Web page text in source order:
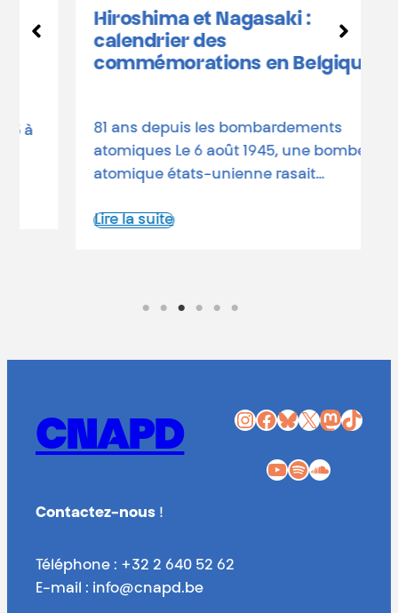
Hiroshima et Nagasaki :
calendrier des
commémorations en Belgique
81 ans depuis les bombardements
atomiques Le 6 août 1945, une bombe
atomique états-unienne rasait…
Lire la suite
CNAPD InstagramFacebook Bluesky X Mastodon TikTok
YouTube Spotify SoundCloud
Contactez-nous !
Téléphone : +32 2 640 52 62
E-mail : info@cnapd.be